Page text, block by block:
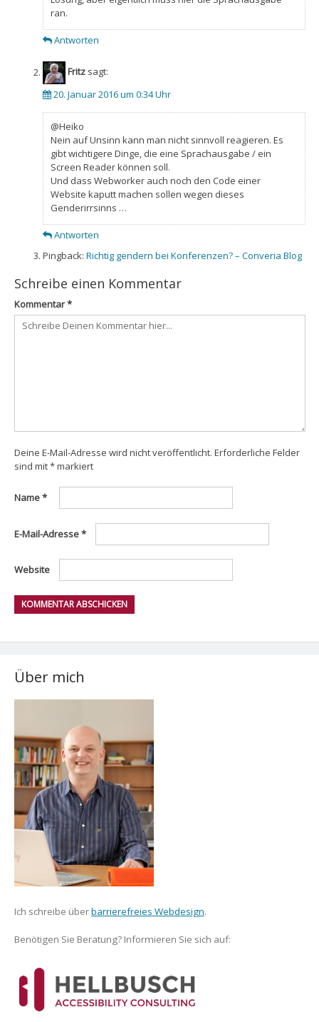
ran.
Antworten
Fritz sagt:
20. Januar 2016 um 0:34 Uhr
@Heiko
Nein auf Unsinn kann man nicht sinnvoll reagieren. Es
gibt wichtigere Dinge, die eine Sprachausgabe / ein
Screen Reader können soll.
Und dass Webworker auch noch den Code einer
Website kaputt machen sollen wegen dieses
Genderirrsinns …
Antworten
Pingback: Richtig gendern bei Konferenzen? – Converia Blog
Schreibe einen Kommentar
Kommentar*
Deine E-Mail-Adresse wird nicht veröffentlicht. Erforderliche Felder
sind mit*markiert
Name*
E-Mail-Adresse*
Website
Über mich
Ich schreibe überbarrierefreies Webdesign.
Benötigen Sie Beratung? Informieren Sie sich auf: